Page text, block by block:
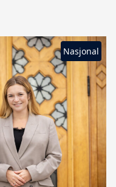
Nasjonal